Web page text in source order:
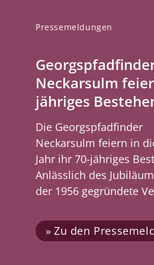
Pressemeldungen
Neckarsulm
jähriges
Die Georgspfadfinder
Neckarsulm feiern in
Jahr ihr 70-jähriges
Anlässlich des
der 1956 gegründete
Zu den